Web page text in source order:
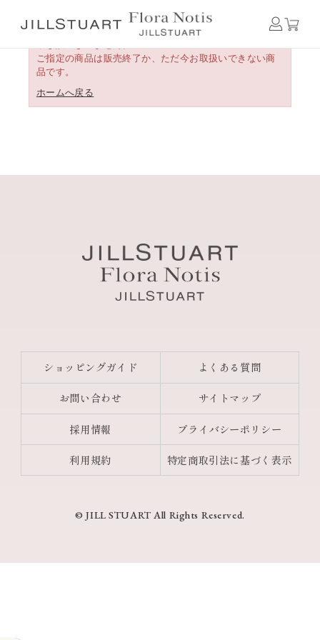
ご指定の商品は販売終了か、ただ今お取扱いできない商
品です。
ホームへ戻る
ショッピングガイド よくある質問
お問い合わせ サイトマップ
採用情報 プライバシーポリシー
利用規約 特定商取引法に基づく表示
© JILL STUART All Rights Reserved.